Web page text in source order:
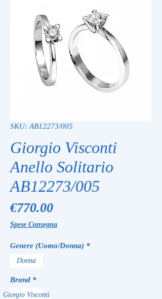
SKU: AB12273/005
Giorgio Visconti
Anello Solitario
AB12273/005
€770.00Price
Spese Consegna
Genere (Uomo/Donna) *
Donna
Brand *
Giorgio Visconti